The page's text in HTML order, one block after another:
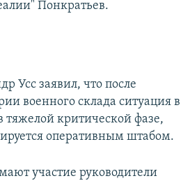
Понкратьев.
Усс заявил, что после
военного склада ситуация в
тяжелой критической фазе,
оперативным штабом.
участие руководители